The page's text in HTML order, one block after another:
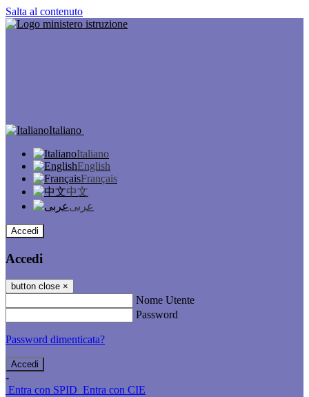
Salta al contenuto
Italiano
Italiano
English
Français
中文
عربى
Accedi
Accedi
button close ×
Nome Utente
Password
Password dimenticata?
-
Entra con SPID Entra con CIE